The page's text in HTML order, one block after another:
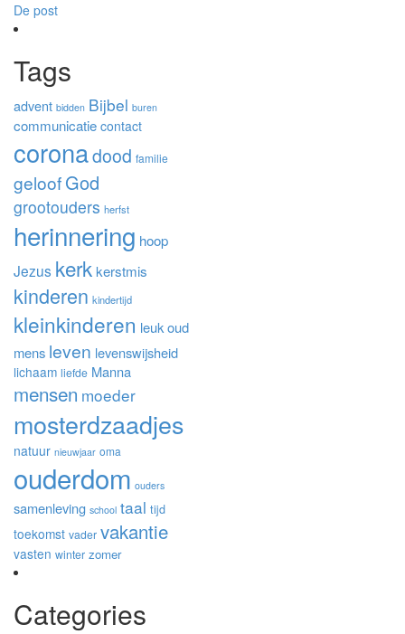
De post
Tags
advent bidden Bijbel buren
communicatie contact
coronadood familie
geloofGod
grootouders herfst
herinnering hoop
Jezus kerk kerstmis
kinderen kindertijd
kleinkinderen leuk oud
mens leven levenswijsheid
lichaam liefde Manna
mensen moeder
mosterdzaadjes
natuur nieuwjaar oma
ouderdom ouders
samenleving school taal tijd
toekomst vader vakantie
vasten winter zomer
Categories